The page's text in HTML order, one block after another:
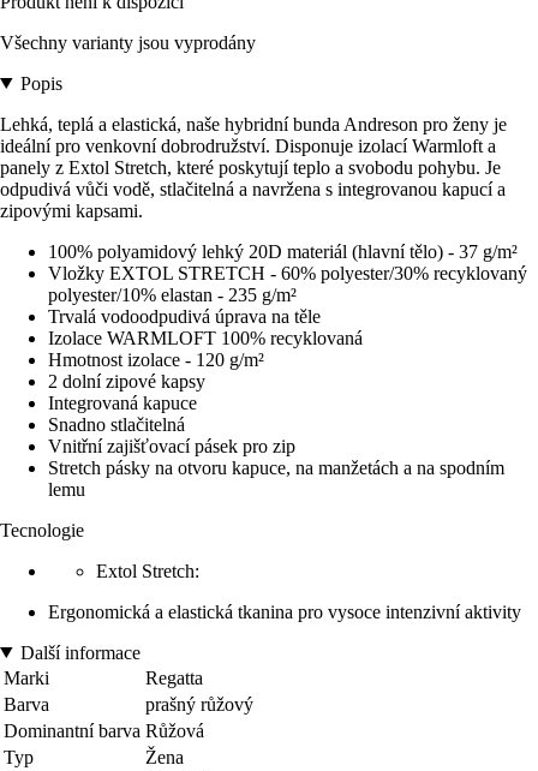
Všechny varianty jsou vyprodány
Popis
Lehká, teplá a elastická, naše hybridní bunda Andreson pro ženy je
ideální pro venkovní dobrodružství. Disponuje izolací Warmloft a
panely z Extol Stretch, které poskytují teplo a svobodu pohybu. Je
odpudivá vůči vodě, stlačitelná a navržena s integrovanou kapucí a
zipovými kapsami.
100% polyamidový lehký 20D materiál (hlavní tělo) - 37 g/m²
Vložky EXTOL STRETCH - 60% polyester/30% recyklovaný
polyester/10% elastan - 235 g/m²
Trvalá vodoodpudivá úprava na těle
Izolace WARMLOFT 100% recyklovaná
Hmotnost izolace - 120 g/m²
2 dolní zipové kapsy
Integrovaná kapuce
Snadno stlačitelná
Vnitřní zajišťovací pásek pro zip
Stretch pásky na otvoru kapuce, na manžetách a na spodním
lemu
Tecnologie
Extol Stretch:
Ergonomická a elastická tkanina pro vysoce intenzivní aktivity
Další informace
Marki
Regatta
Barva
prašný růžový
Dominantní barva Růžová
Typ
Žena